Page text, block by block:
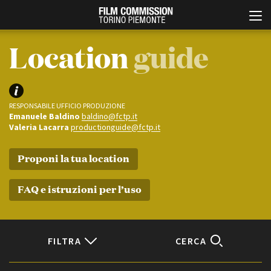
ABOUT
Contatti
Production Days
Avenue Cove - Erasmus +
Guarda che storia!
Locationguide
RESPONSABILE UFFICIO PRODUZIONE
Emanuele Baldino baldino@fctp.it
Valeria Lacarra productionguide@fctp.it
Proponi la tua location
FAQ e istruzioni per l’uso
FILTRA CERCA